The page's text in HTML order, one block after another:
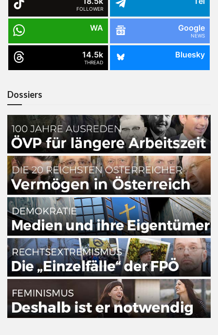
FOLLOWER
WA Google
NEWS
14.5k
THREAD
Bluesky
Dossiers